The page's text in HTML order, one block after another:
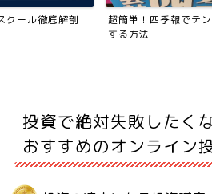
ンバガーを発見
「S&P500」インデッ
単まとめ
投資で絶対失敗したく
おすすめのオンライン